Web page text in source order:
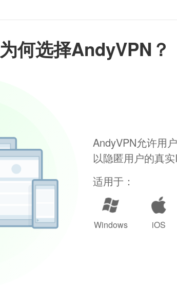
为何选择AndyVPN？
AndyVPN允许用
以隐匿用户的真
适用于：
Windows iOS